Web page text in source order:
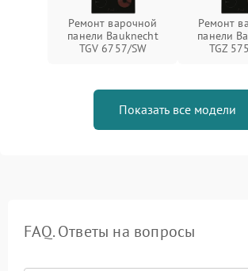
Ремонт варочной
панели Bauknecht
TGV 6757/SW
Ремонт
панели
TGZ
Показать все модели
FAQ. Ответы на вопросы